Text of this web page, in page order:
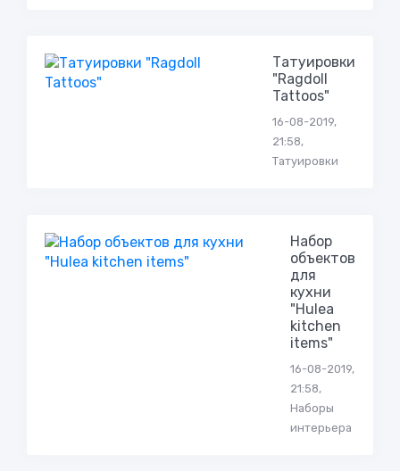
Татуировки
"Ragdoll
Tattoos"
16-08-2019,
21:58,
Татуировки
Набор
объектов
для
кухни
"Hulea
kitchen
items"
16-08-2019,
21:58,
Наборы
интерьера